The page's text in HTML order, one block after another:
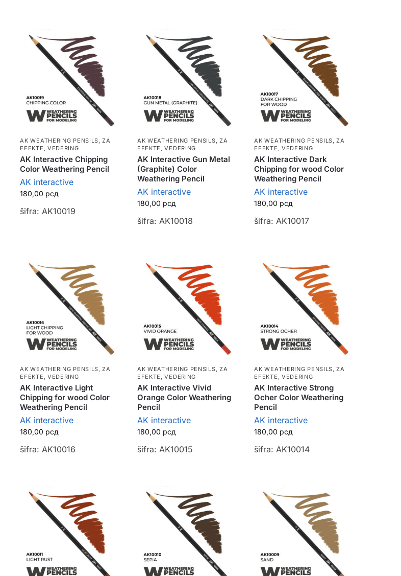
AK WEATHERING PENSILS,ZA
EFEKTE, VEDERING
AK Interactive Chipping
Color Weathering Pencil
AK interactive
180,00 рсд
šifra: AK10019
AK WEATHERING PENSILS, ZA
EFEKTE, VEDERING
AK Interactive Gun Metal
(Graphite) Color
Weathering Pencil
AK interactive
180,00 рсд
šifra: AK10018
AK WEATHERING PENSILS,ZA
EFEKTE, VEDERING
AK Interactive Dark
Chipping for wood Color
Weathering Pencil
AK interactive
180,00 рсд
šifra: AK10017
AK WEATHERING PENSILS,ZA
EFEKTE, VEDERING
AK Interactive Light
Chipping for wood Color
Weathering Pencil
AK interactive
180,00 рсд
šifra: AK10016
AK WEATHERING PENSILS, ZA
EFEKTE, VEDERING
AK Interactive Vivid
Orange Color Weathering
Pencil
AK interactive
180,00 рсд
šifra: AK10015
AK WEATHERING PENSILS,ZA
EFEKTE, VEDERING
AK Interactive Strong
Ocher Color Weathering
Pencil
AK interactive
180,00 рсд
šifra: AK10014